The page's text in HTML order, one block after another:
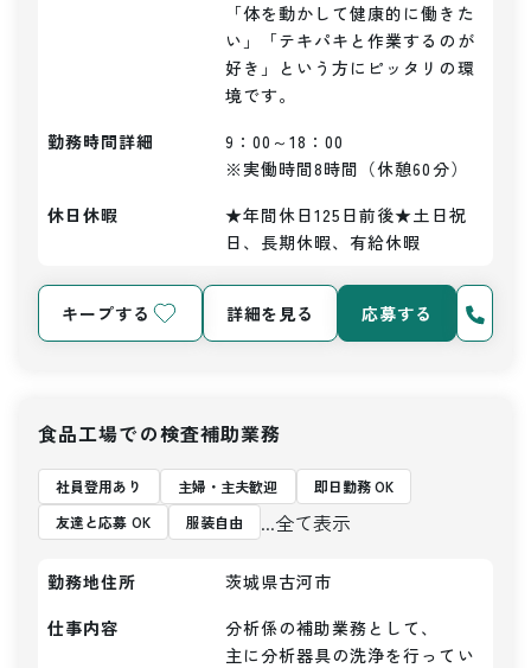
「体を動かして健康的に働きた
い」「テキパキと作業するのが
好き」という方にピッタリの環
境です。
勤務時間詳細
9：00～18：00
※実働時間8時間（休憩60分）
休日休暇
★年間休日125日前後★土日祝
日、長期休暇、有給休暇
キープする 詳細を見る 応募する
食品工場での検査補助業務
社員登用あり 主婦・主夫歓迎
即日勤務 OK
友達と応募 OK
服装自由 ...全て表示
勤務地住所
茨城県古河市
仕事内容
分析係の補助業務として、
主に分析器具の洗浄を行ってい